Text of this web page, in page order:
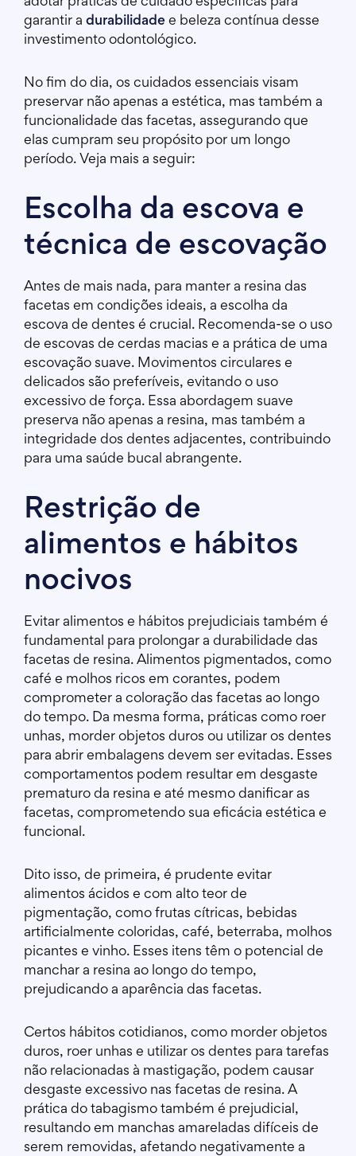
garantir a durabilidade e beleza contínua desse
investimento odontológico.
No fim do dia, os cuidados essenciais visam
preservar não apenas a estética, mas também a
funcionalidade das facetas, assegurando que
elas cumpram seu propósito por um longo
período. Veja mais a seguir:
Escolha da escova e
técnica de escovação
Antes de mais nada, para manter a resina das
facetas em condições ideais, a escolha da
escova de dentes é crucial. Recomenda-se o uso
de escovas de cerdas macias e a prática de uma
escovação suave. Movimentos circulares e
delicados são preferíveis, evitando o uso
excessivo de força. Essa abordagem suave
preserva não apenas a resina, mas também a
integridade dos dentes adjacentes, contribuindo
para uma saúde bucal abrangente.
Restrição de
alimentos e hábitos
nocivos
Evitar alimentos e hábitos prejudiciais também é
fundamental para prolongar a durabilidade das
facetas de resina. Alimentos pigmentados, como
café e molhos ricos em corantes, podem
comprometer a coloração das facetas ao longo
do tempo. Da mesma forma, práticas como roer
unhas, morder objetos duros ou utilizar os dentes
para abrir embalagens devem ser evitadas. Esses
comportamentos podem resultar em desgaste
prematuro da resina e até mesmo danificar as
facetas, comprometendo sua eficácia estética e
funcional.
Dito isso, de primeira, é prudente evitar
alimentos ácidos e com alto teor de
pigmentação, como frutas cítricas, bebidas
artificialmente coloridas, café, beterraba, molhos
picantes e vinho. Esses itens têm o potencial de
manchar a resina ao longo do tempo,
prejudicando a aparência das facetas.
Certos hábitos cotidianos, como morder objetos
duros, roer unhas e utilizar os dentes para tarefas
não relacionadas à mastigação, podem causar
desgaste excessivo nas facetas de resina. A
prática do tabagismo também é prejudicial,
resultando em manchas amareladas difíceis de
serem removidas, afetando negativamente a